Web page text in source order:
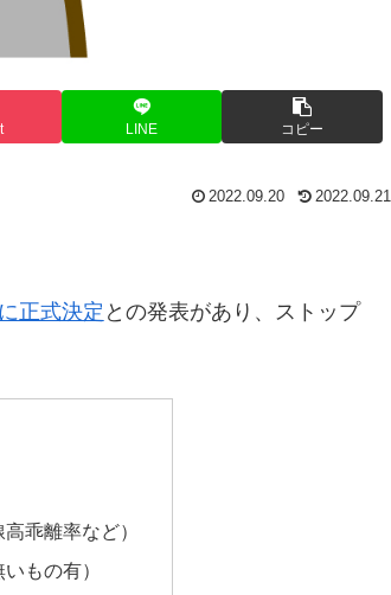
LINE コピー
2022.09.20 2022.09.21
正式決定 との発表があり、ストップ
乖離率など）
もの有）